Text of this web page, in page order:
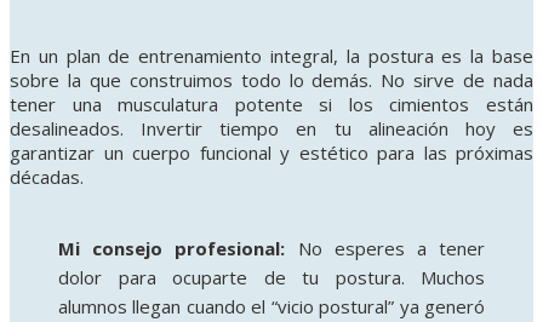
En un plan de entrenamiento integral, la postura es la base
sobre la que construimos todo lo demás. No sirve de nada
tener una musculatura potente si los cimientos están
desalineados. Invertir tiempo en tu alineación hoy es
garantizar un cuerpo funcional y estético para las próximas
décadas.
Mi consejo profesional: No esperes a tener
dolor para ocuparte de tu postura. Muchos
alumnos llegan cuando el “vicio postural” ya generó